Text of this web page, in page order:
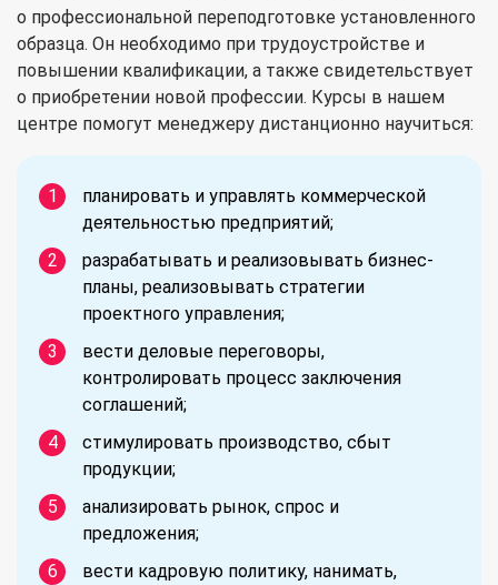
о профессиональной переподготовке установленного
образца. Он необходимо при трудоустройстве и
повышении квалификации, а также свидетельствует
о приобретении новой профессии. Курсы в нашем
центре помогут менеджеру дистанционно научиться:
планировать и управлять коммерческой
деятельностью предприятий;
разрабатывать и реализовывать бизнес-
планы, реализовывать стратегии
проектного управления;
вести деловые переговоры,
контролировать процесс заключения
соглашений;
стимулировать производство, сбыт
продукции;
анализировать рынок, спрос и
предложения;
вести кадровую политику, нанимать,